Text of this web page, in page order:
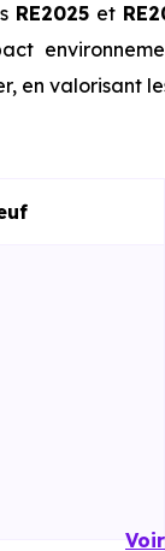
RE2025 et
en valorisant